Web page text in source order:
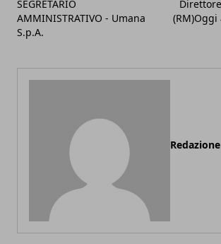
SEGRETARIO
AMMINISTRATIVO - Umana
S.p.A.
(RM)Oggi
Redazione